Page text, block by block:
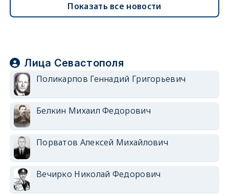
Показать все новости
Лица Севастополя
Поликарпов Геннадий Григорьевич
Белкин Михаил Федорович
Порватов Алексей Михайлович
Вечирко Николай Федорович